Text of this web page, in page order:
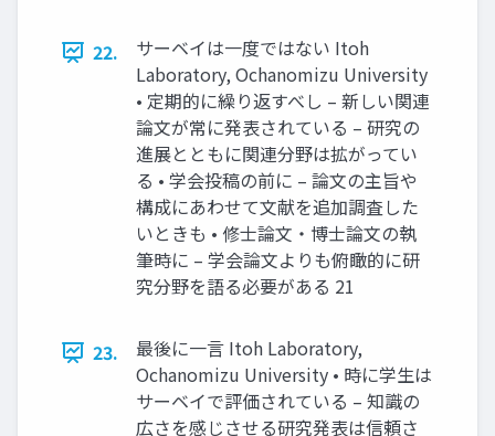
22.
サーベイは一度ではない Itoh
Laboratory, Ochanomizu University
• 定期的に繰り返すべし – 新しい関連
論文が常に発表されている – 研究の
進展とともに関連分野は拡がってい
る • 学会投稿の前に – 論文の主旨や
構成にあわせて文献を追加調査した
いときも • 修士論文・博士論文の執
筆時に – 学会論文よりも俯瞰的に研
究分野を語る必要がある 21
23.
最後に一言 Itoh Laboratory,
Ochanomizu University • 時に学生は
サーベイで評価されている – 知識の
広さを感じさせる研究発表は信頼さ